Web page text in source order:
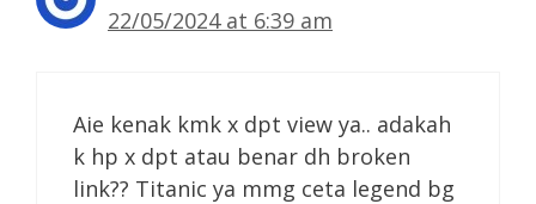
22/05/2024 at 6:39 am
Aie kenak kmk x dpt view ya.. adakah
k hp x dpt atau benar dh broken
link?? Titanic ya mmg ceta legend bg